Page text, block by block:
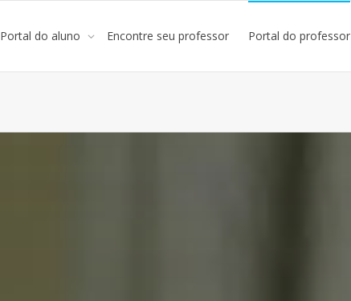
Portal do aluno Encontre seu professor Portal do professor